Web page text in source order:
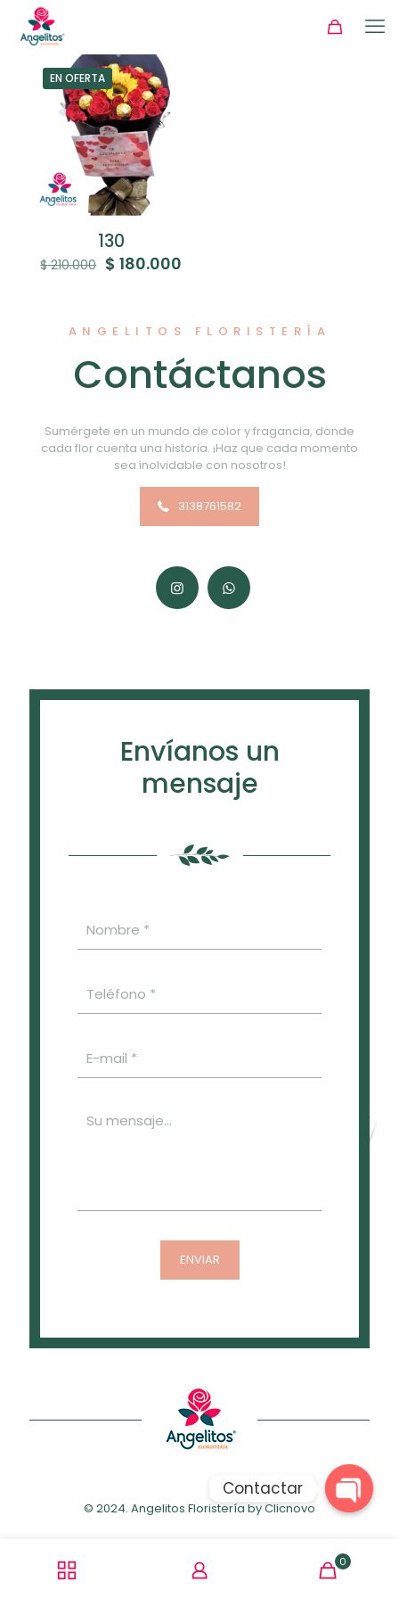
EN OFERTA
130
$210.000 El
$ 210.000.
$ 180.000
$ 180.000.
ANGELITOS FLORISTERÍA
Contáctanos
Sumérgete en un mundo de color y fragancia, donde
cada flor cuenta una historia. ¡Haz que cada momento
sea inolvidable con nosotros!
3138761582
Envíanos un
mensaje
© 2024. Angelitos Floristería byClicnovo
0
Contactar
Open